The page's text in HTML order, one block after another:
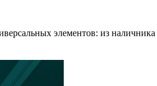
элементов: из наличника